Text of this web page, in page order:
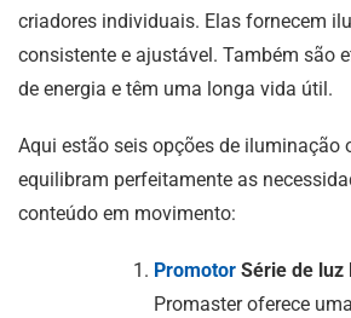
criadores individuais. Elas fornecem
consistente e ajustável. Também são
de energia e têm uma longa vida útil.
Aqui estão seis opções de iluminação
equilibram perfeitamente as
conteúdo em movimento:
Promotor Série de luz
Promaster oferece